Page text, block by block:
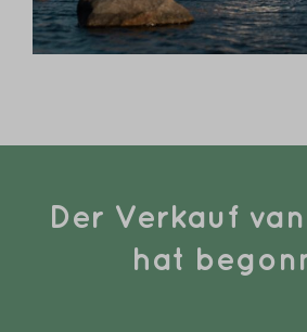
Der Verkauf
hat